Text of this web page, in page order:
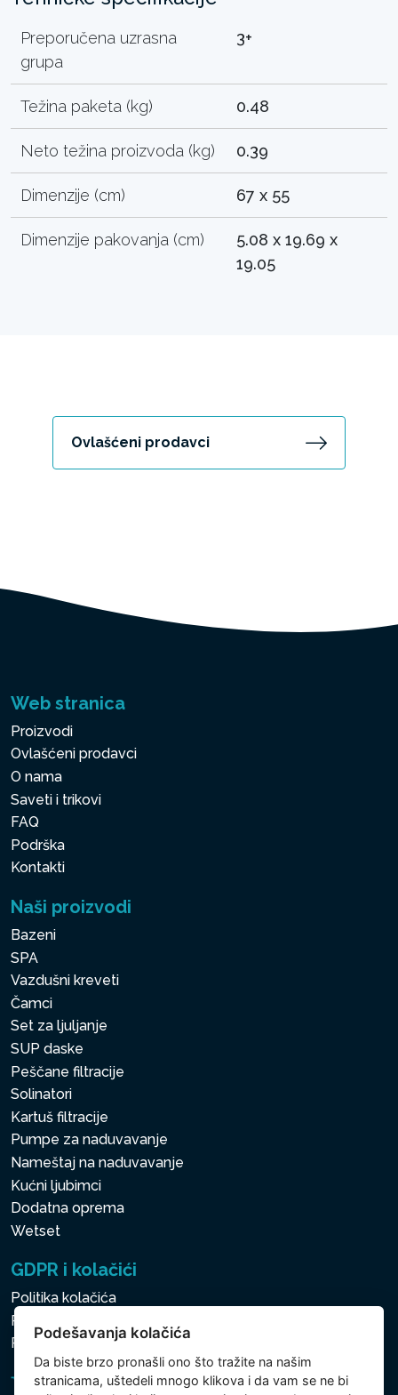
Preporučena uzrasna
grupa
3+
Težina paketa (kg) 0.48
Neto težina proizvoda (kg) 0.39
Dimenzije (cm) 67 x 55
Dimenzije pakovanja (cm)
5.08 x 19.69 x
19.05
Ovlašćeni prodavci
Web stranica
Proizvodi
Ovlašćeni prodavci
O nama
Saveti i trikovi
FAQ
Podrška
Kontakti
Naši proizvodi
Bazeni
SPA
Vazdušni kreveti
Čamci
Set za ljuljanje
SUP daske
Peščane filtracije
Solinatori
Kartuš filtracije
Pumpe za naduvavanje
Nameštaj na naduvavanje
Kućni ljubimci
Dodatna oprema
Wetset
GDPR i kolačići
Politika kolačića
Politika zaštite ličnih i drugih obrađivanih podataka
Podešavanja kolačića
Podešavanja kolačića
Da biste brzo pronašli ono što tražite na našim
stranicama, uštedeli mnogo klikova i da vam se ne bi